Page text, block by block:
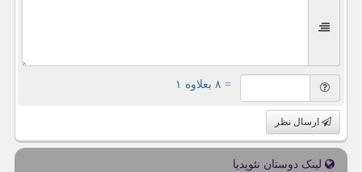
= ۸ بعلاوه ۱
ارسال نظر
لینک دوستان نئوپدیا